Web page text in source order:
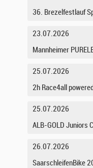
36. Brezelfestlauf
23.07.2026
Mannheimer
25.07.2026
2h Race4all
25.07.2026
ALB-GOLD Juniors
26.07.2026
SaarschleifenBike